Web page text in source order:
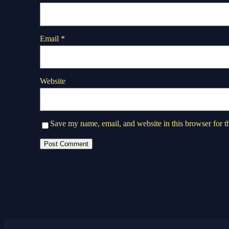
Email *
Website
Save my name, email, and website in this browser for